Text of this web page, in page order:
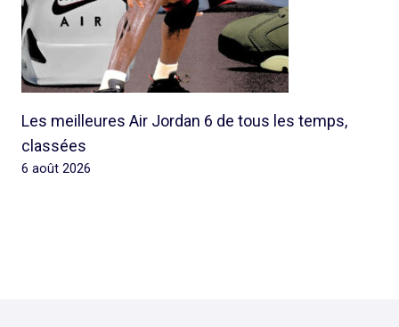
Les meilleures Air Jordan 6 de tous les temps,
classées
6 août 2026